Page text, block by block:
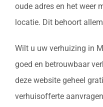
oude adres en het weer
locatie. Dit behoort
Wilt u uw verhuizing in
goed en betrouwbaar
deze website geheel
verhuisofferte